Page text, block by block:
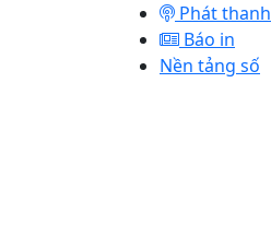
Phát thanh
Báo in
Nền tảng số